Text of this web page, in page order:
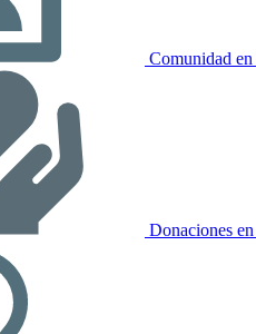
Comunidad en
Donaciones